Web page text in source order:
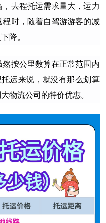
去程托运需求量大，运力
时，随着自驾游游客的减
降。
按公里数算在正常范围内
托运来说，就没有那么划算
物流公司的特价优惠。